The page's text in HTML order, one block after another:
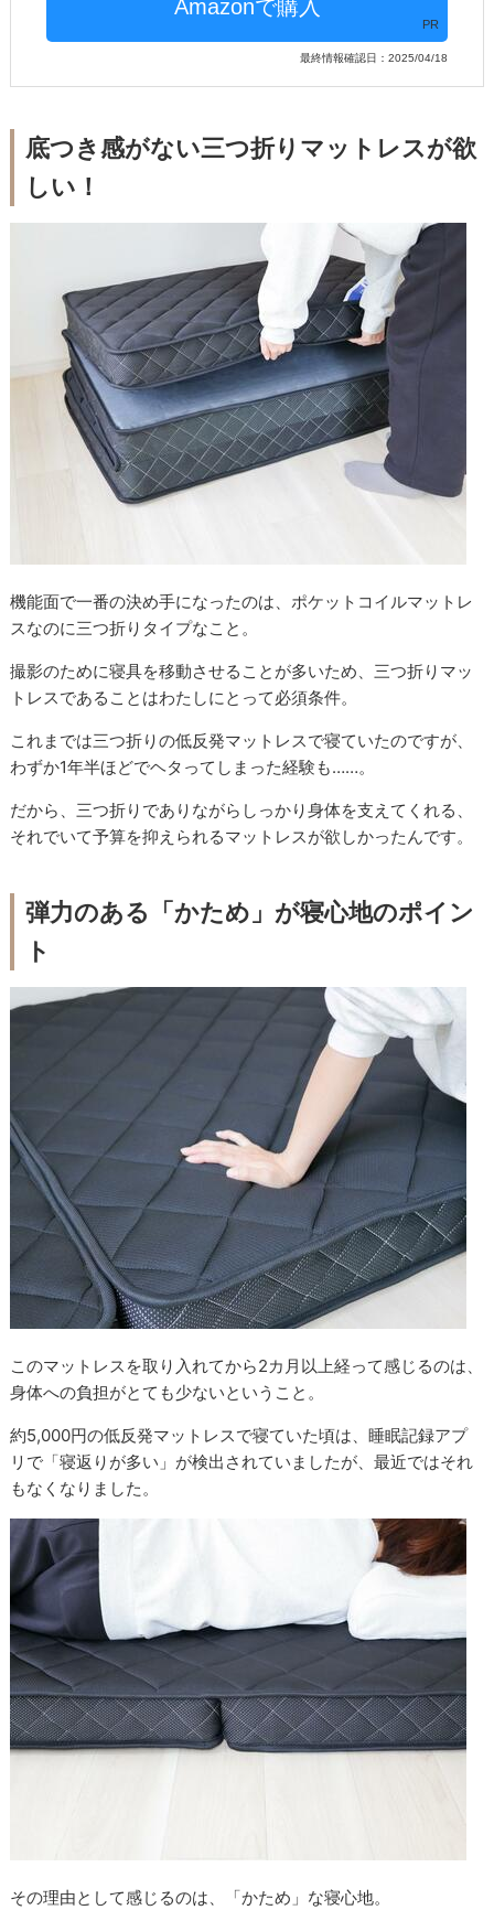
PR
最終情報確認日：2025/04/18
底つき感がない三つ折りマットレスが欲
しい！
機能面で一番の決め手になったのは、ポケットコイルマットレ
スなのに三つ折りタイプなこと。
撮影のために寝具を移動させることが多いため、三つ折りマッ
トレスであることはわたしにとって必須条件。
これまでは三つ折りの低反発マットレスで寝ていたのですが、
わずか1年半ほどでヘタってしまった経験も……。
だから、三つ折りでありながらしっかり身体を支えてくれる、
それでいて予算を抑えられるマットレスが欲しかったんです。
弾力のある「かため」が寝心地のポイン
ト
このマットレスを取り入れてから2カ月以上経って感じるのは、
身体への負担がとても少ないということ。
約5,000円の低反発マットレスで寝ていた頃は、睡眠記録アプ
リで「寝返りが多い」が検出されていましたが、最近ではそれ
もなくなりました。
その理由として感じるのは、「かため」な寝心地。